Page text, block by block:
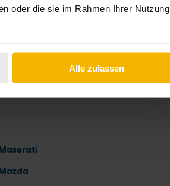
oder die sie im Rahmen Ihrer Nutzung
Alle zulassen